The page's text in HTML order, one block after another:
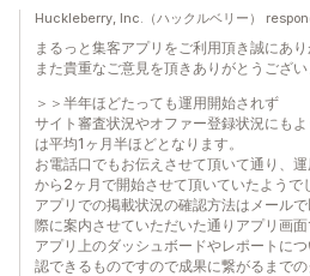
Huckleberry, Inc.（ハックルベリー）
まるっと集客アプリをご利用頂き誠にあり
また貴重なご意見を頂きありがとうござい
＞＞半年ほどたっても運用開始されず
サイト審査状況やオファー登録状況にも
は平均1ヶ月半ほどとなります。
お電話口でもお伝えさせて頂いて通り、
から2ヶ月で開始させて頂いていたようで
アプリでの掲載状況の確認方法はメール
際に案内させていただいた通りアプリ画面
アプリ上のダッシュボードやレポートに
認できるものですので成果に繋がるまで